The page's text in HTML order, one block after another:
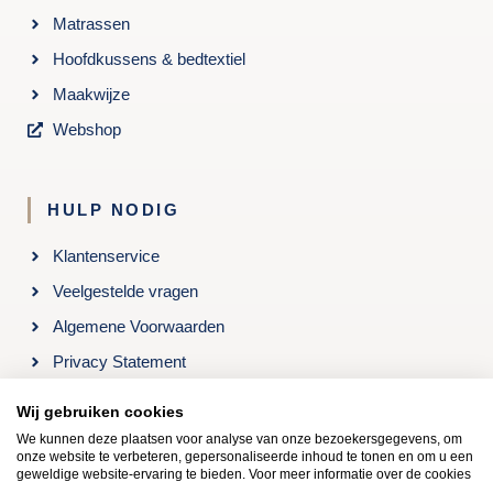
Matrassen
Hoofdkussens & bedtextiel
Maakwijze
Webshop
HULP NODIG
Klantenservice
Veelgestelde vragen
Algemene Voorwaarden
Privacy Statement
Kom langs in onze winkel: Roelenengweg 24, 3781 BB
Wij gebruiken cookies
We kunnen deze plaatsen voor analyse van onze bezoekersgegevens, om
onze website te verbeteren, gepersonaliseerde inhoud te tonen en om u een
geweldige website-ervaring te bieden. Voor meer informatie over de cookies